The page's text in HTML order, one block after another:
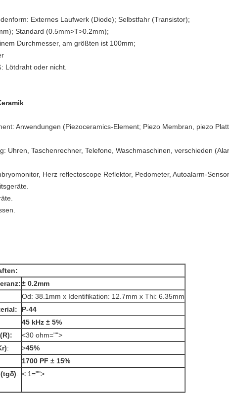
Externes Laufwerk (Diode); Selbstfahr (Transistor);
Standard (0.5mm>T>0.2mm);
Durchmesser, am größten ist 100mm;
Lötdraht oder nicht.
Anwendungen (Piezoceramics-Element; Piezo Membran, piezo
Uhren, Taschenrechner, Telefone, Waschmaschinen, verschieden
Herz reflectoscope Reflektor, Pedometer, Autoalarm-Sensor.
± 0.2mm
Od: 38.1mm x Identifikation: 12.7mm x Thi: 6.35mm
P-44
45 kHz ± 5%
<30 ohm="">
: >45%
1700 PF ± 15%
: < 1="">